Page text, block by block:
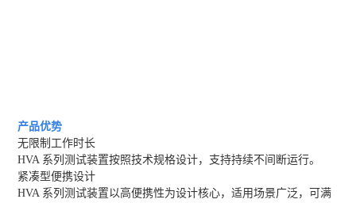
产品优势
无限制工作时长
HVA 系列测试装置按照技术规格设计，支持持续不间断运行。
紧凑型便携设计
HVA 系列测试装置以高便携性为设计核心，适用场景广泛，可满